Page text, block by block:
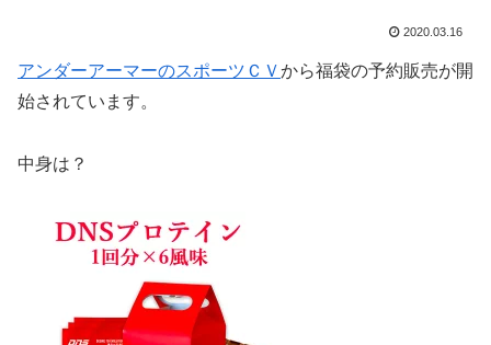
2020.03.16
アンダーアーマーのスポーツＣＶから福袋の予約販売が開
始されています。
中身は？